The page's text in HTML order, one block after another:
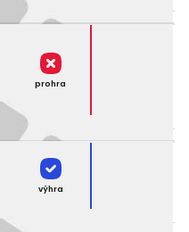
prohra
výhra